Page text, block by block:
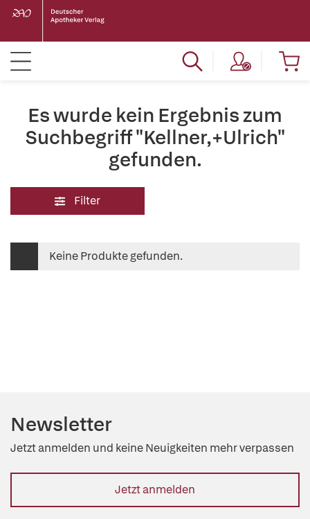
Es wurde kein Ergebnis zum
Suchbegriff "Kellner,+Ulrich"
gefunden.
Filter
Keine Produkte gefunden.
Newsletter
Jetzt anmelden und keine Neuigkeiten mehr verpassen
Jetzt anmelden